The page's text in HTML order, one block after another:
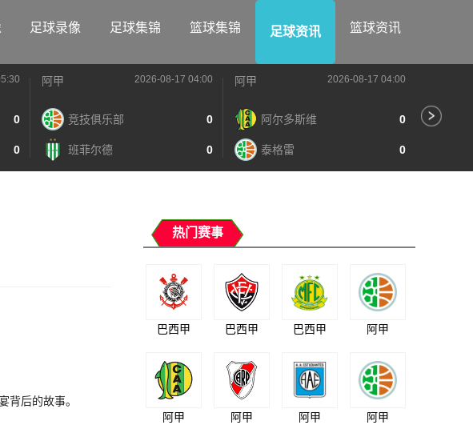
足球录像 足球集锦 篮球集锦 足球资讯 篮球资讯
0
0
阿甲 2026-08-17 04:00
竞技俱乐部 0
班菲尔德 0
阿甲 2026-08-17 04:00
阿尔多斯维 0
泰格雷 0
背后的故事。
热门赛事
巴西甲 巴西甲 巴西甲 阿甲
阿甲 阿甲 阿甲 阿甲